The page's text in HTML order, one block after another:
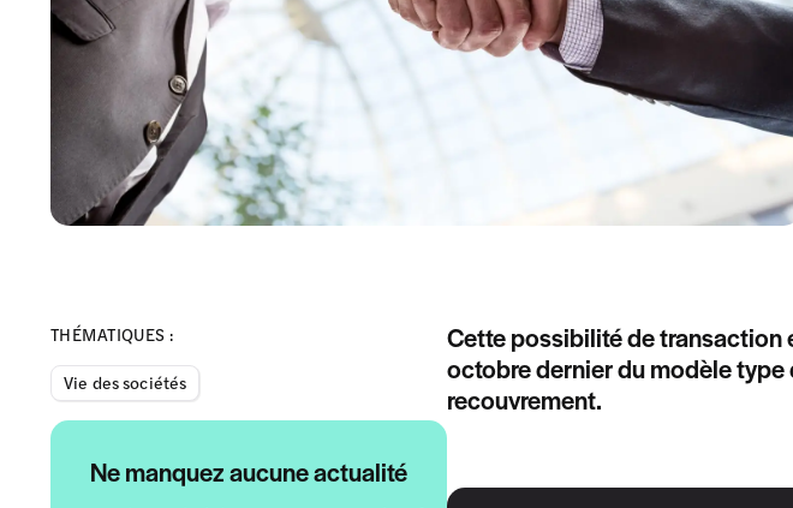
THÉMATIQUES :
Vie des sociétés
Ne manquez aucune actualité
Cette possibilité de transaction
octobre dernier du modèle
recouvrement.